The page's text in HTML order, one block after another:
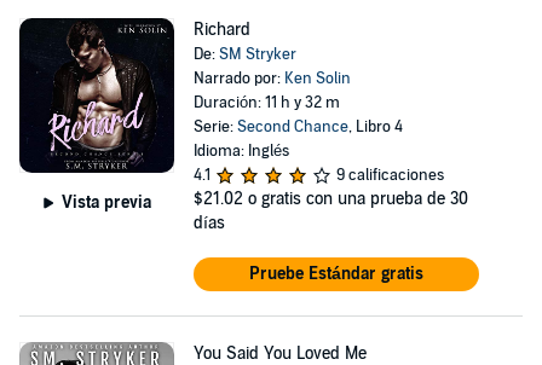
Vista previa
Richard
De:SM Stryker
Narrado por: Ken Solin
Duración: 11 h y 32 m
Serie:Second Chance, Libro 4
Idioma: Inglés
4.1
9 calificaciones
$21.02 o gratis con una prueba de 30
días
Pruebe Estándar gratis
You Said You Loved Me